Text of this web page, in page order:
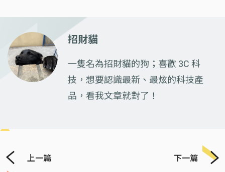
招財貓
一隻名為招財貓的狗；喜歡 3C 科
技，想要認識最新、最炫的科技產
品，看我文章就對了！
上一篇 下一篇